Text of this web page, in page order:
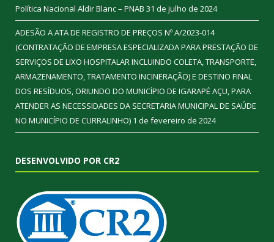
Política Nacional Aldir Blanc – PNAB 31 de julho de 2024
ADESÃO A ATA DE REGISTRO DE PREÇOS Nº A/2023-014
(CONTRATAÇÃO DE EMPRESA ESPECIALIZADA PARA PRESTAÇÃO DE
SERVIÇOS DE LIXO HOSPITALAR INCLUINDO COLETA, TRANSPORTE,
ARMAZENAMENTO, TRATAMENTO INCINERAÇÃO) E DESTINO FINAL
DOS RESÍDUOS, ORIUNDO DO MUNICÍPIO DE IGARAPÉ AÇU, PARA
ATENDER AS NECESSIDADES DA SECRETARIA MUNICIPAL DE SAÚDE
NO MUNICÍPIO DE CURRALINHO) 1 de fevereiro de 2024
DESENVOLVIDO POR CR2